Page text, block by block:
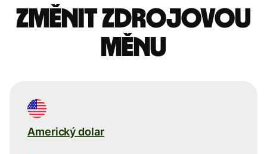
Změnit zdrojovou
měnu
Americký dolar